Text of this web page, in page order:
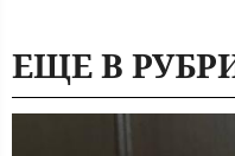
ЕЩЕ В